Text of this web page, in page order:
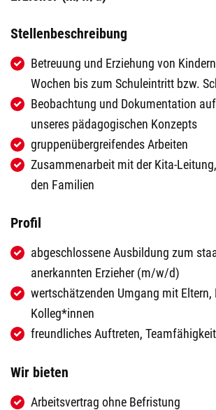
Stellenbeschreibung
Betreuung und Erziehung von
Wochen bis zum Schuleintritt bzw.
Beobachtung und Dokumentation
unseres pädagogischen Konzepts
gruppenübergreifendes Arbeiten
Zusammenarbeit mit der Kita-
den Familien
Profil
abgeschlossene Ausbildung zum
anerkannten Erzieher (m/w/d)
wertschätzenden Umgang mit Eltern,
Kolleg*innen
freundliches Auftreten,
Wir bieten
Arbeitsvertrag ohne Befristung